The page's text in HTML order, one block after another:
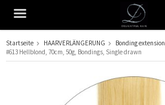
Das Produkt wurde in Ihren
Startseite HAARVERLÄNGERUNG Bonding
#613 Hellblond, 70cm, 50g, Bondings, Single drawn